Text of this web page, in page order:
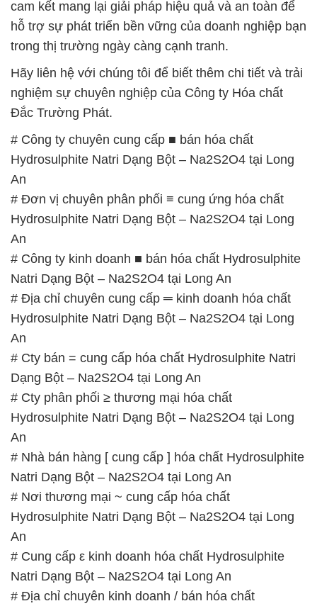
nghiệm sự chuyên nghiệp của Công ty Hóa chất
Đắc Trường Phát.
# Công ty chuyên cung cấp ■ bán hóa chất
Hydrosulphite Natri Dạng Bột – Na2S2O4 tại Long
An
# Đơn vị chuyên phân phối ≡ cung ứng hóa chất
Hydrosulphite Natri Dạng Bột – Na2S2O4 tại Long
# Công ty kinh doanh ■ bán hóa chất Hydrosulphite
Natri Dạng Bột – Na2S2O4 tại Long An
# Địa chỉ chuyên cung cấp ═ kinh doanh hóa chất
Hydrosulphite Natri Dạng Bột – Na2S2O4 tại Long
# Cty bán = cung cấp hóa chất Hydrosulphite Natri
Dạng Bột – Na2S2O4 tại Long An
# Cty phân phối ≥ thương mại hóa chất
Hydrosulphite Natri Dạng Bột – Na2S2O4 tại Long
# Nhà bán hàng [ cung cấp ] hóa chất Hydrosulphite
Natri Dạng Bột – Na2S2O4 tại Long An
# Nơi thương mại ~ cung cấp hóa chất
Hydrosulphite Natri Dạng Bột – Na2S2O4 tại Long
# Cung cấp ε kinh doanh hóa chất Hydrosulphite
Natri Dạng Bột – Na2S2O4 tại Long An
# Địa chỉ chuyên kinh doanh / bán hóa chất
Hydrosulphite Natri Dạng Bột – Na2S2O4 tại Long
# Đơn vị chuyên cung cấp ≤ phân phối hóa chất
Hydrosulphite Natri Dạng Bột – Na2S2O4 tại Long